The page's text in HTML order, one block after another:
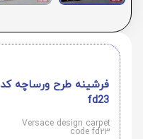
فرشینه طرح ورساچه کد
fd23
Versace design carpet
code fd23